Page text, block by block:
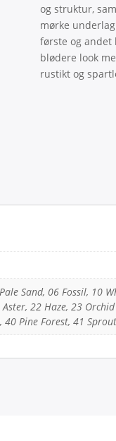
og struktur,
mørke
første og andet
blødere look
rustikt og
Sand, 06 Fossil, 10
22 Haze, 23
Pine Forest, 41